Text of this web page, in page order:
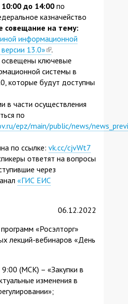
до 14:00 по
казначейство
совещание на тему:
информационной
13.0»(link
is
external)
.
ключевые
системы в
которые будут доступны
в части осуществления
по
epz/main/public/news/
по ссылке: vk.cc/cjvWt7
ответят на вопросы
через
«ГИС ЕИС
06.12.2022
«Росэлторг»
лекций-вебинаров «День
9:00 (МСК) – «Закупки в
изменения в